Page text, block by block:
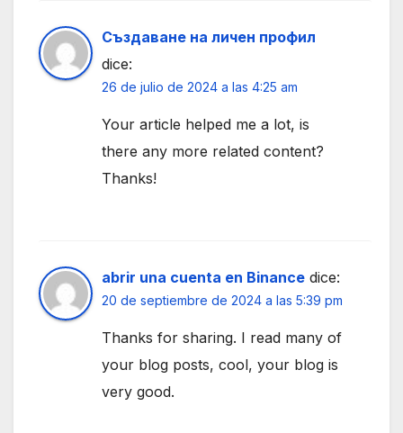
Създаване на личен профил
dice:
26 de julio de 2024 a las 4:25 am
Your article helped me a lot, is
there any more related content?
Thanks!
abrir una cuenta en Binance dice:
20 de septiembre de 2024 a las 5:39 pm
Thanks for sharing. I read many of
your blog posts, cool, your blog is
very good.